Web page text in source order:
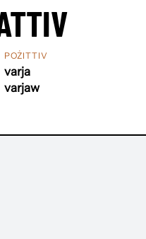
POŻITTIV
varja
varjaw